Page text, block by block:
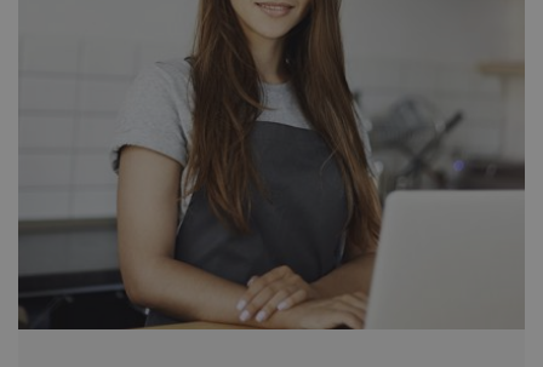
rentabilidad
local